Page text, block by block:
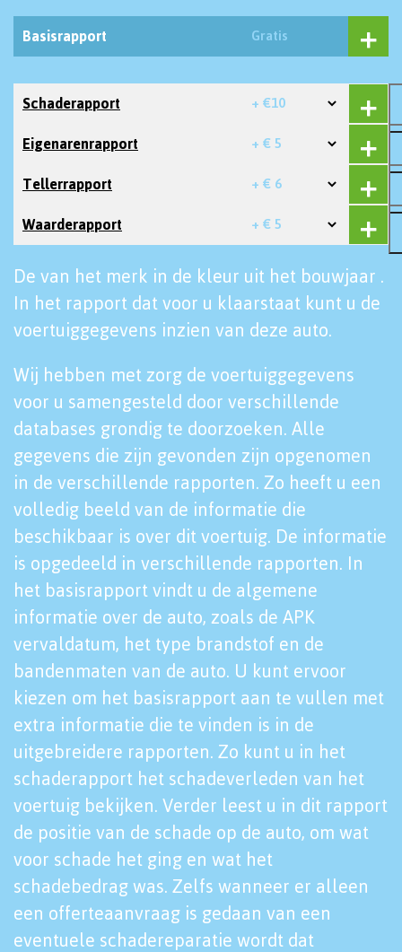
Basisrapport Gratis
Schaderapport + €10
Eigenarenrapport + € 5
Tellerrapport + € 6
Waarderapport + € 5
De van het merk in de kleur uit het bouwjaar .
In het rapport dat voor u klaarstaat kunt u de
voertuiggegevens inzien van deze auto.
Wij hebben met zorg de voertuiggegevens
voor u samengesteld door verschillende
databases grondig te doorzoeken. Alle
gegevens die zijn gevonden zijn opgenomen
in de verschillende rapporten. Zo heeft u een
volledig beeld van de informatie die
beschikbaar is over dit voertuig. De informatie
is opgedeeld in verschillende rapporten. In
het basisrapport vindt u de algemene
informatie over de auto, zoals de APK
vervaldatum, het type brandstof en de
bandenmaten van de auto. U kunt ervoor
kiezen om het basisrapport aan te vullen met
extra informatie die te vinden is in de
uitgebreidere rapporten. Zo kunt u in het
schaderapport het schadeverleden van het
voertuig bekijken. Verder leest u in dit rapport
de positie van de schade op de auto, om wat
voor schade het ging en wat het
schadebedrag was. Zelfs wanneer er alleen
een offerteaanvraag is gedaan van een
eventuele schadereparatie wordt dat